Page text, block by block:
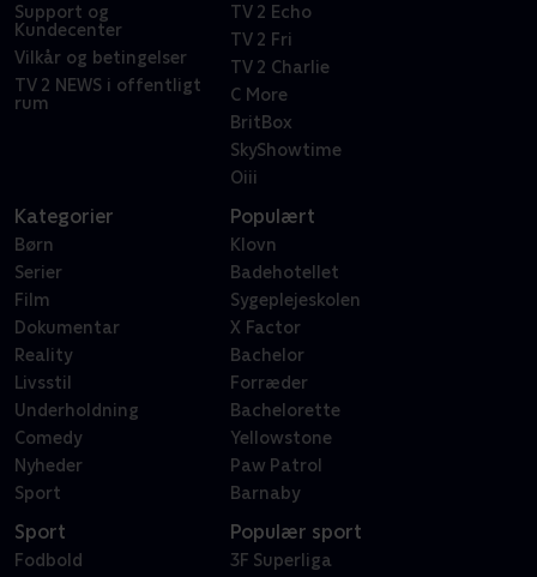
Support og
Kundecenter
Vilkår og betingelser
TV 2 NEWS i offentligt
rum
TV 2 Echo
TV 2 Fri
TV 2 Charlie
C More
BritBox
SkyShowtime
Oiii
Kategorier
Børn
Serier
Film
Dokumentar
Reality
Livsstil
Underholdning
Comedy
Nyheder
Sport
Populært
Klovn
Badehotellet
Sygeplejeskolen
X Factor
Bachelor
Forræder
Bachelorette
Yellowstone
Paw Patrol
Barnaby
Sport
Fodbold
Populær sport
3F Superliga